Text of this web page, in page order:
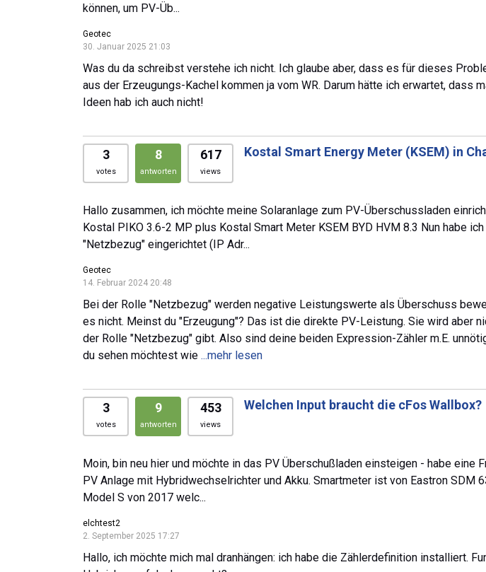
können, um PV-Üb...
Geotec
30. Januar 2025 21:03
Was du da schreibst verstehe ich nicht. Ich glaube aber, dass es für dieses
aus der Erzeugungs-Kachel kommen ja vom WR. Darum hätte ich erwartet, dass
Ideen hab ich auch nicht!
3
votes
8
antworten
617
views
Kostal Smart Energy Meter (KSEM) in
Hallo zusammen, ich möchte meine Solaranlage zum PV-Überschussladen
Kostal PIKO 3.6-2 MP plus Kostal Smart Meter KSEM BYD HVM 8.3 Nun habe
"Netzbezug" eingerichtet (IP Adr...
Geotec
14. Februar 2024 20:48
Bei der Rolle "Netzbezug" werden negative Leistungswerte als Überschuss
es nicht. Meinst du "Erzeugung"? Das ist die direkte PV-Leistung. Sie wird aber
der Rolle "Netzbezug" gibt. Also sind deine beiden Expression-Zähler m.E.
du sehen möchtest wie ...mehr lesen
3
votes
9
antworten
453
views
Welchen Input braucht die cFos Wallbox?
Moin, bin neu hier und möchte in das PV Überschußladen einsteigen - habe eine
PV Anlage mit Hybridwechselrichter und Akku. Smartmeter ist von Eastron SDM
Model S von 2017 welc...
elchtest2
2. September 2025 17:27
Hallo, ich möchte mich mal dranhängen: ich habe die Zählerdefinition installiert.